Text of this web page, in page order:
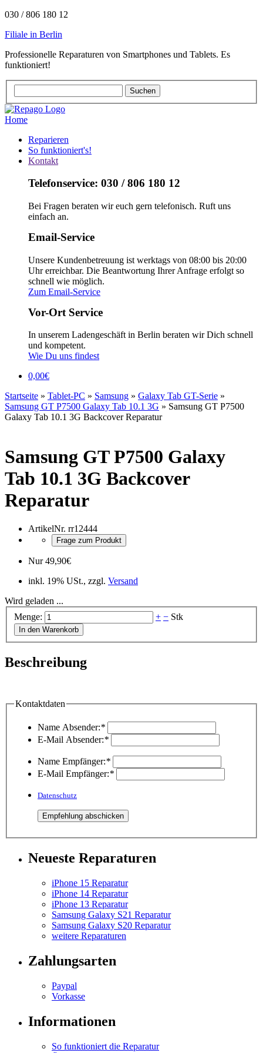
030 / 806 180 12
Filiale in Berlin
Professionelle Reparaturen von Smartphones und Tablets. Es
funktioniert!
Home
Reparieren
So funktioniert's!
Kontakt
Telefonservice: 030 / 806 180 12
Bei Fragen beraten wir euch gern telefonisch. Ruft uns
einfach an.
Email-Service
Unsere Kundenbetreuung ist werktags von 08:00 bis 20:00
Uhr erreichbar. Die Beantwortung Ihrer Anfrage erfolgt so
schnell wie möglich.
Zum Email-Service
Vor-Ort Service
In unserem Ladengeschäft in Berlin beraten wir Dich schnell
und kompetent.
Wie Du uns findest
0,00€
Startseite » Tablet-PC » Samsung » Galaxy Tab GT-Serie »
Samsung GT P7500 Galaxy Tab 10.1 3G » Samsung GT P7500
Galaxy Tab 10.1 3G Backcover Reparatur
Samsung GT P7500 Galaxy
Tab 10.1 3G Backcover
Reparatur
ArtikelNr. rr12444
Frage zum Produkt
Nur49,90€
inkl. 19% USt., zzgl. Versand
Wird geladen ...
Menge:
+ − Stk
In den Warenkorb
Beschreibung
Kontaktdaten
Name Absender:*
E-Mail Absender:*
Name Empfänger:*
E-Mail Empfänger:*
Datenschutz
Neueste Reparaturen
iPhone 15 Reparatur
iPhone 14 Reparatur
iPhone 13 Reparatur
Samsung Galaxy S21 Reparatur
Samsung Galaxy S20 Reparatur
weitere Reparaturen
Zahlungsarten
Paypal
Vorkasse
Informationen
So funktioniert die Reparatur